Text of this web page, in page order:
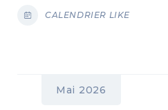
CALENDRIER LIKE
Mai 2026